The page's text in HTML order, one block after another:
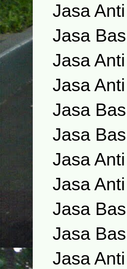
Jasa
Jasa
Jasa
Jasa
Jasa
Jasa
Jasa
Jasa
Jasa
Jasa
Jasa